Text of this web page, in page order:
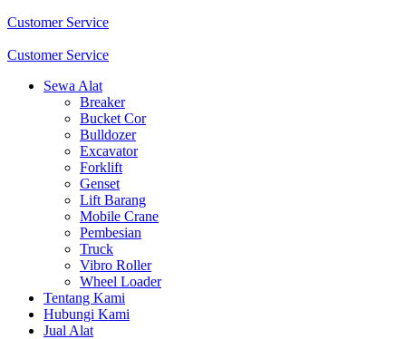
Customer Service
Customer Service
Sewa Alat
Breaker
Bucket Cor
Bulldozer
Excavator
Forklift
Genset
Lift Barang
Mobile Crane
Pembesian
Truck
Vibro Roller
Wheel Loader
Tentang Kami
Hubungi Kami
Jual Alat